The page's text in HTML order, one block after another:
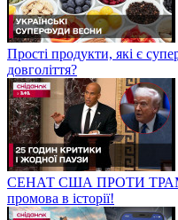
Прості продукти, які є
довголіття?
СЕНАТ США ПРОТИ
промова в історії!